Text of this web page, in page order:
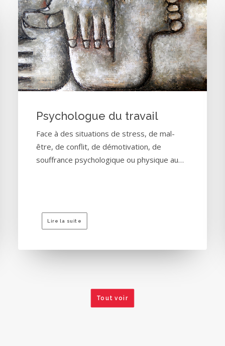
Psychologue du travail
Face à des situations de stress, de mal-
être, de conflit, de démotivation, de
souffrance psychologique ou physique au…
Lire la suite
Tout voir